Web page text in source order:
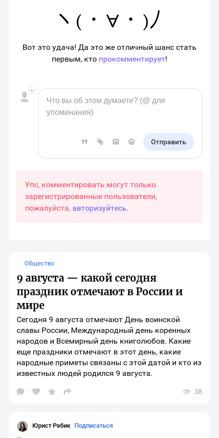
Вот это удача! Да это же отличный шанс стать
первым, кто прокомментирует!
Отправить
Упс, комментировать могут только
зарегистрированные пользователи,
пожалуйста, авторизуйтесь.
Общество
9 августа — какой сегодня
праздник отмечают в России и
мире
Сегодня 9 августа отмечают День воинской
славы России, Международный день коренных
народов и Всемирный день книголюбов. Какие
еще праздники отмечают в этот день, какие
народные приметы связаны с этой датой и кто из
известных людей родился 9 августа.
Открыть
сетей
38
Юрист Ребик Подписаться